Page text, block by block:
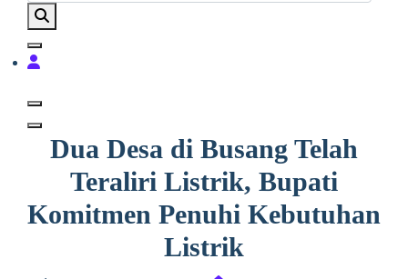
Dua Desa di Busang Telah
Teraliri Listrik, Bupati
Komitmen Penuhi Kebutuhan
Listrik